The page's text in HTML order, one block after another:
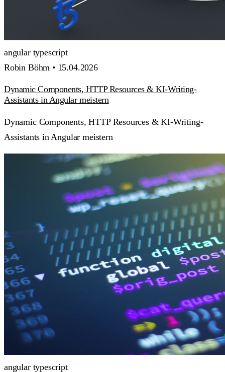
angular typescript
Robin Böhm • 15.04.2026
Dynamic Components, HTTP Resources & KI-Writing-
Assistants in Angular meistern
Dynamic Components, HTTP Resources & KI-Writing-
Assistants in Angular meistern
angular typescript